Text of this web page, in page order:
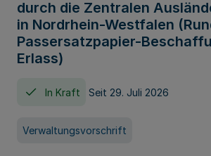
durch die Zentralen
in Nordrhein-Westfalen
Passersatzpapier-
Erlass)
In Kraft Seit 29. Juli 2026
Verwaltungsvorschrift